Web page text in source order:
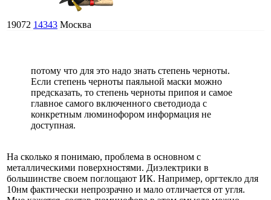
19072 14343 Москва
потому что для это надо знать степень черноты.
Если степень черноты паяльной маски можно
предсказать, то степень черноты припоя и самое
главное самого включенного светодиода с
конкретным люминофором информация не
доступная.
На сколько я понимаю, проблема в основном с
металлическими поверхностями. Диэлектрики в
большинстве своем поглощают ИК. Например, оргтекло для
10нм фактически непрозрачно и мало отличается от угля.